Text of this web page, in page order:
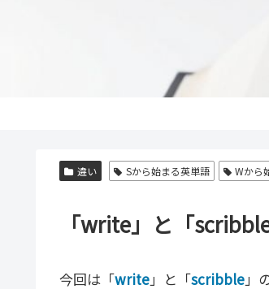
違い Sから始まる英単語 Wから
「write」と「
今回は「write」と「scribble」